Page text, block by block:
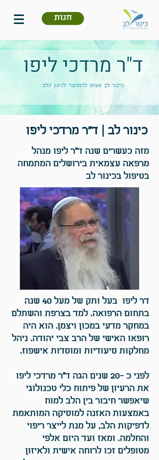
חנות
כינור לב | ד"ר מרדכי ליפו
מזה כעשרים שנה ד"ר ליפו מנהל
מרפאה עצמאית בירושלים המתמחה
בטיפול בכינור לב
דר ליפו בעל ותק של מעל 40 שנה
בתחום הרפואה. למד בצרפת והשתלם
במחקר מדעי במכון ויצמן. הוא היה
רופאו האישי של הרב צבי יהודה. ניהל
מחלקות סיעודיות ומוסדות אישפוז.
לפני כ -20 שנים הגה ד"ר מרדכי ליפו
את הרעיון של פיתוח כלי טכנולוגי
שיאפשר חיבור בין הלב למוח
באמצעות האזנה למוסיקה המותאמת
לדפיקות הלב, על מנת לייצר ריפוי
והחלמה. ומאז ועד היום אלפי
מטופלים זכו לרוחה אישית ולאיזון